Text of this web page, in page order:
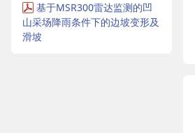
基于MSR300雷达监测的凹
山采场降雨条件下的边坡变形及
滑坡